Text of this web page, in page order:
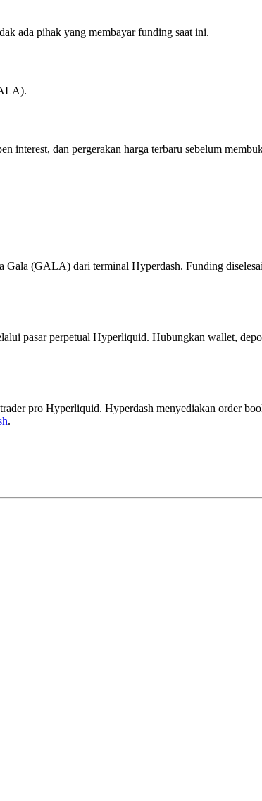
ada pihak yang membayar funding saat ini.
dan pergerakan harga terbaru sebelum
(GALA) dari terminal Hyperdash. Funding
pasar perpetual Hyperliquid. Hubungkan wallet,
pro Hyperliquid. Hyperdash menyediakan order
.